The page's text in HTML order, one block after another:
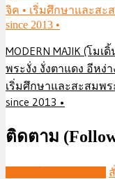
MODERN MAJIK (โม
พระงั่ง งั่งตาแดง อีหง่
เริ่มศึกษาและสะสมพร
since 2013 •
ติดตาม